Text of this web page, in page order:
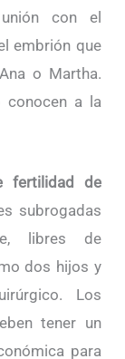
con el
embrión que
o Martha.
conocen a la
fertilidad de
subrogadas
libres de
dos hijos y
Los
tener un
para